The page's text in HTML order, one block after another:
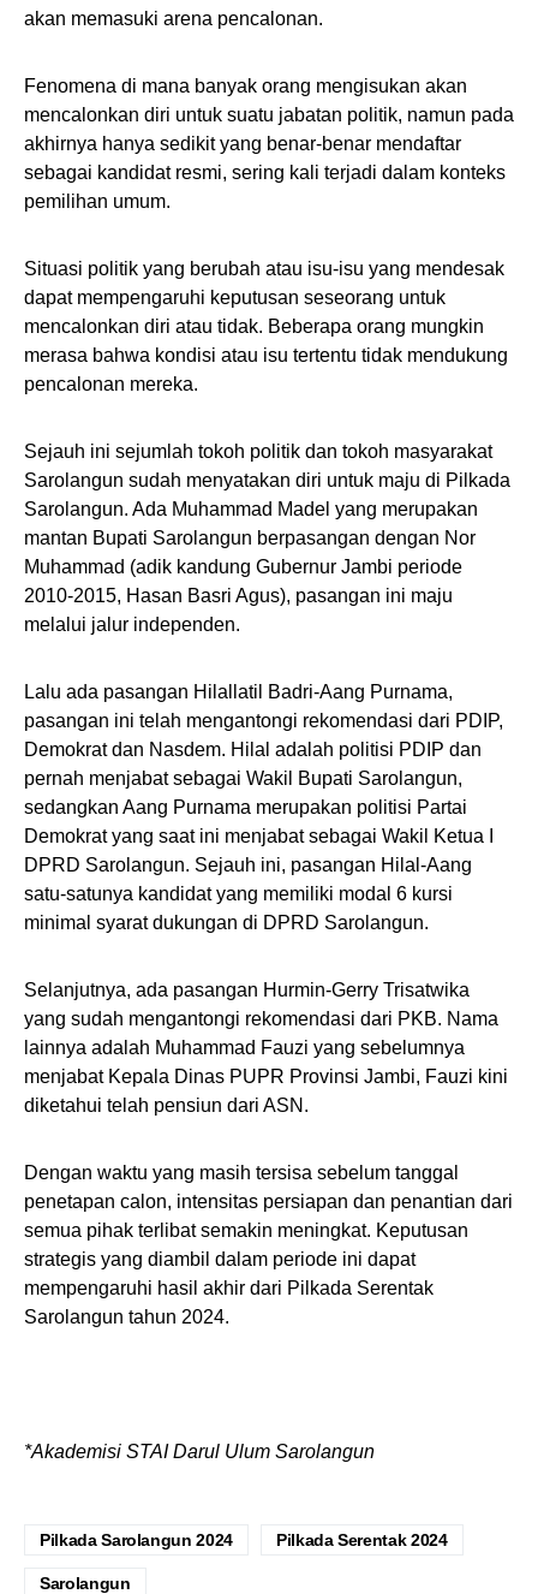
akan memasuki arena pencalonan.
Fenomena di mana banyak orang mengisukan akan
mencalonkan diri untuk suatu jabatan politik, namun pada
akhirnya hanya sedikit yang benar-benar mendaftar
sebagai kandidat resmi, sering kali terjadi dalam konteks
pemilihan umum.
Situasi politik yang berubah atau isu-isu yang mendesak
dapat mempengaruhi keputusan seseorang untuk
mencalonkan diri atau tidak. Beberapa orang mungkin
merasa bahwa kondisi atau isu tertentu tidak mendukung
pencalonan mereka.
Sejauh ini sejumlah tokoh politik dan tokoh masyarakat
Sarolangun sudah menyatakan diri untuk maju di Pilkada
Sarolangun. Ada Muhammad Madel yang merupakan
mantan Bupati Sarolangun berpasangan dengan Nor
Muhammad (adik kandung Gubernur Jambi periode
2010-2015, Hasan Basri Agus), pasangan ini maju
melalui jalur independen.
Lalu ada pasangan Hilallatil Badri-Aang Purnama,
pasangan ini telah mengantongi rekomendasi dari PDIP,
Demokrat dan Nasdem. Hilal adalah politisi PDIP dan
pernah menjabat sebagai Wakil Bupati Sarolangun,
sedangkan Aang Purnama merupakan politisi Partai
Demokrat yang saat ini menjabat sebagai Wakil Ketua I
DPRD Sarolangun. Sejauh ini, pasangan Hilal-Aang
satu-satunya kandidat yang memiliki modal 6 kursi
minimal syarat dukungan di DPRD Sarolangun.
Selanjutnya, ada pasangan Hurmin-Gerry Trisatwika
yang sudah mengantongi rekomendasi dari PKB. Nama
lainnya adalah Muhammad Fauzi yang sebelumnya
menjabat Kepala Dinas PUPR Provinsi Jambi, Fauzi kini
diketahui telah pensiun dari ASN.
Dengan waktu yang masih tersisa sebelum tanggal
penetapan calon, intensitas persiapan dan penantian dari
semua pihak terlibat semakin meningkat. Keputusan
strategis yang diambil dalam periode ini dapat
mempengaruhi hasil akhir dari Pilkada Serentak
Sarolangun tahun 2024.
*Akademisi STAI Darul Ulum Sarolangun
Pilkada Sarolangun 2024 Pilkada Serentak 2024
Sarolangun